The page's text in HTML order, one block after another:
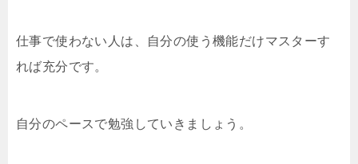
仕事で使わない人は、自分の使う機能だけマスターす
れば充分です。
自分のペースで勉強していきましょう。